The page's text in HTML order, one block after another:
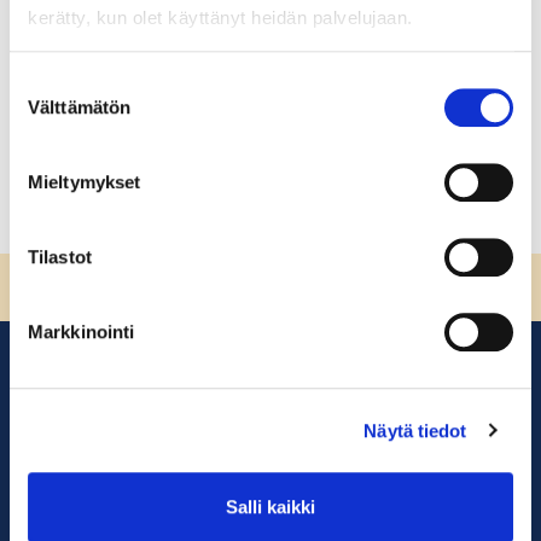
kerätty, kun olet käyttänyt heidän palvelujaan.
valinta
Välttämätön
Mieltymykset
Tilastot
Markkinointi
Näytä tiedot
Salli kaikki
digitalisaatiolla tarkoitetaan ja kuinka voit työ- ja
Lue lisää